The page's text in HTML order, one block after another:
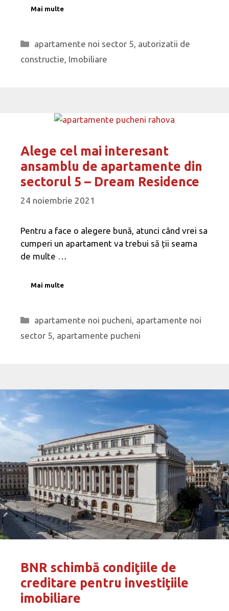
Mai multe
Categorii
apartamente noi sector 5, autorizatii de
constructie, Imobiliare
Alege cel mai interesant
ansamblu de apartamente din
sectorul 5 – Dream Residence
24 noiembrie 2021
Pentru a face o alegere bună, atunci când vrei sa
cumperi un apartament va trebui să ții seama
de multe …
Mai multe
Categorii
apartamente noi pucheni, apartamente noi
sector 5, apartamente pucheni
BNR schimbă condiţiile de
creditare pentru investiţiile
imobiliare